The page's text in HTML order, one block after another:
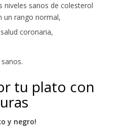
niveles sanos de colesterol
un rango normal,
coronaria,
tu plato con
y negro!